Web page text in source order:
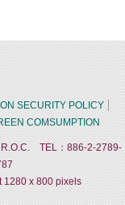
SECURITY POLICY
COMSUMPTION
R.O.C. TEL：886-2-2789-
1280 x 800 pixels